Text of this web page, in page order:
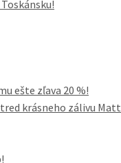
ešte zľava 20 %!
krásneho zálivu